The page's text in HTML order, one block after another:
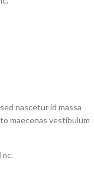
nascetur id massa
maecenas vestibulum